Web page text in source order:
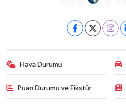
Hava Durumu
Puan Durumu ve Fikstür